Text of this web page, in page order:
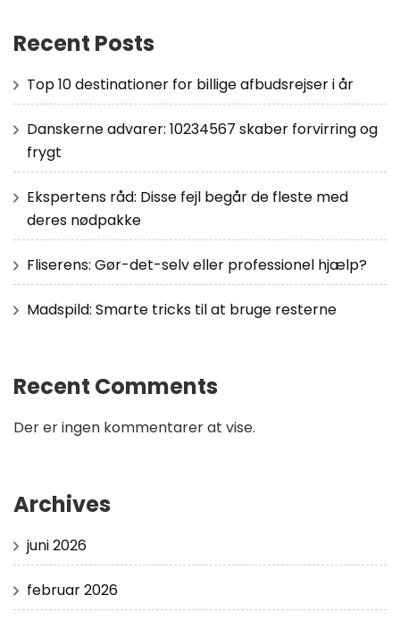
Recent Posts
Top 10 destinationer for billige afbudsrejser i år
Danskerne advarer: 10234567 skaber forvirring og
frygt
Ekspertens råd: Disse fejl begår de fleste med
deres nødpakke
Fliserens: Gør-det-selv eller professionel hjælp?
Madspild: Smarte tricks til at bruge resterne
Recent Comments
Der er ingen kommentarer at vise.
Archives
juni 2026
februar 2026